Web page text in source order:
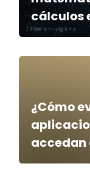
cálculos
¿Cómo
accedan